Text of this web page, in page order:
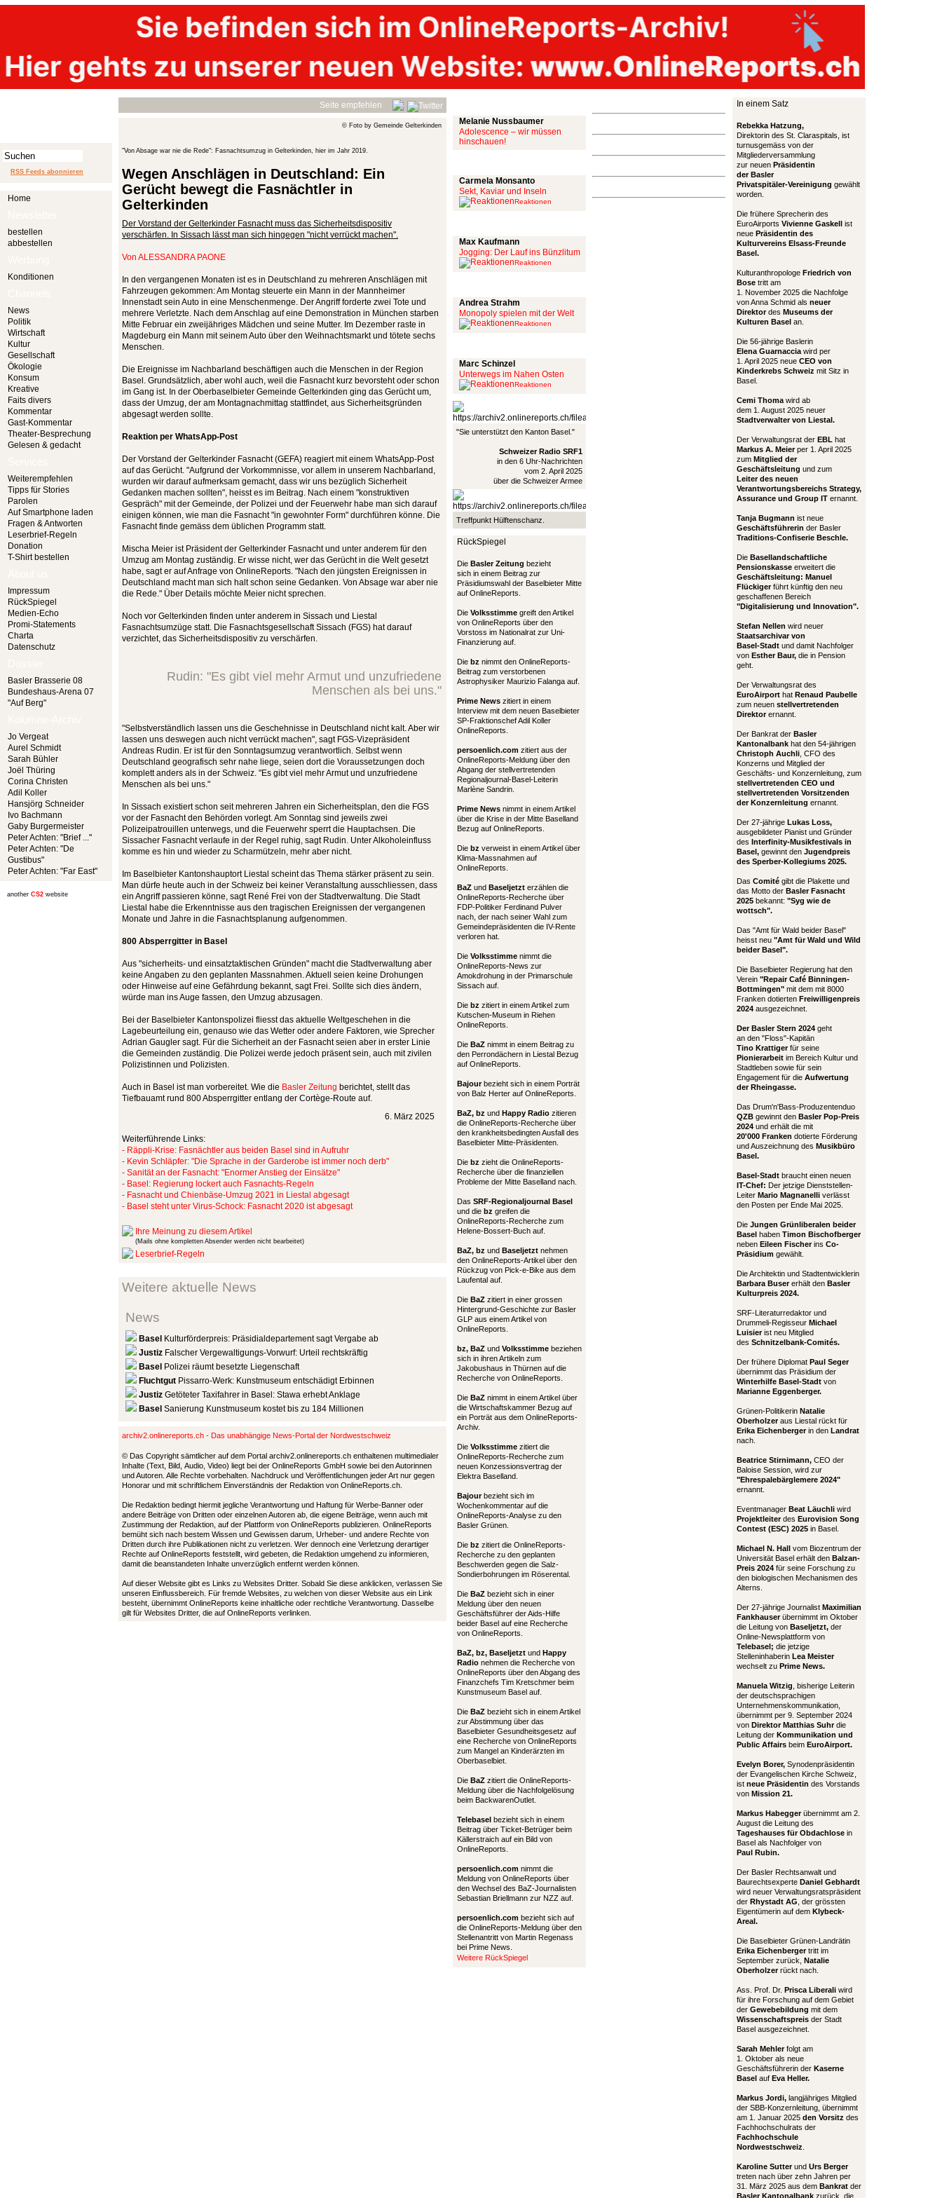
RSS Feeds abonnieren
Home
bestellen
abbestellen
Konditionen
News
Politik
Wirtschaft
Kultur
Gesellschaft
Ökologie
Konsum
Kreative
Faits divers
Kommentar
Gast-Kommentar
Theater-Besprechung
Gelesen & gedacht
Weiterempfehlen
Tipps für Stories
Parolen
Auf Smartphone laden
Fragen & Antworten
Leserbrief-Regeln
Donation
T-Shirt bestellen
Impressum
RückSpiegel
Medien-Echo
Promi-Statements
Charta
Datenschutz
Basler Brasserie 08
Bundeshaus-Arena 07
"Auf Berg"
Jo Vergeat
Aurel Schmidt
Sarah Bühler
Joël Thüring
Corina Christen
Adil Koller
Hansjörg Schneider
Ivo Bachmann
Gaby Burgermeister
Peter Achten: "Brief ..."
Peter Achten: "De
Gustibus"
Peter Achten: "Far East"
another CS2 website
Seite empfehlen
© Foto by Gemeinde Gelterkinden
"Von Absage war nie die Rede": Fasnachtsumzug in Gelterkinden, hier im Jahr 2019.
Wegen Anschlägen in Deutschland: Ein
Gerücht bewegt die Fasnächtler in
Gelterkinden
Der Vorstand der Gelterkinder Fasnacht muss das Sicherheitsdispositiv
verschärfen. In Sissach lässt man sich hingegen "nicht verrückt machen".
Von ALESSANDRA PAONE
In den vergangenen Monaten ist es in Deutschland zu mehreren Anschlägen mit
Fahrzeugen gekommen: Am Montag steuerte ein Mann in der Mannheimer
Innenstadt sein Auto in eine Menschenmenge. Der Angriff forderte zwei Tote und
mehrere Verletzte. Nach dem Anschlag auf eine Demonstration in München starben
Mitte Februar ein zweijähriges Mädchen und seine Mutter. Im Dezember raste in
Magdeburg ein Mann mit seinem Auto über den Weihnachtsmarkt und tötete sechs
Menschen.
Die Ereignisse im Nachbarland beschäftigen auch die Menschen in der Region
Basel. Grundsätzlich, aber wohl auch, weil die Fasnacht kurz bevorsteht oder schon
im Gang ist. In der Oberbaselbieter Gemeinde Gelterkinden ging das Gerücht um,
dass der Umzug, der am Montagnachmittag stattfindet, aus Sicherheitsgründen
abgesagt werden sollte.
Reaktion per WhatsApp-Post
Der Vorstand der Gelterkinder Fasnacht (GEFA) reagiert mit einem WhatsApp-Post
auf das Gerücht. "Aufgrund der Vorkommnisse, vor allem in unserem Nachbarland,
wurden wir darauf aufmerksam gemacht, dass wir uns bezüglich Sicherheit
Gedanken machen sollten", heisst es im Beitrag. Nach einem "konstruktiven
Gespräch" mit der Gemeinde, der Polizei und der Feuerwehr habe man sich darauf
einigen können, wie man die Fasnacht "in gewohnter Form" durchführen könne. Die
Fasnacht finde gemäss dem üblichen Programm statt.
Mischa Meier ist Präsident der Gelterkinder Fasnacht und unter anderem für den
Umzug am Montag zuständig. Er wisse nicht, wer das Gerücht in die Welt gesetzt
habe, sagt er auf Anfrage von OnlineReports. "Nach den jüngsten Ereignissen in
Deutschland macht man sich halt schon seine Gedanken. Von Absage war aber nie
die Rede." Über Details möchte Meier nicht sprechen.
Noch vor Gelterkinden finden unter anderem in Sissach und Liestal
Fasnachtsumzüge statt. Die Fasnachtsgesellschaft Sissach (FGS) hat darauf
verzichtet, das Sicherheitsdispositiv zu verschärfen.
Rudin: "Es gibt viel mehr Armut und unzufriedene
Menschen als bei uns."
"Selbstverständlich lassen uns die Geschehnisse in Deutschland nicht kalt. Aber wir
lassen uns deswegen auch nicht verrückt machen", sagt FGS-Vizepräsident
Andreas Rudin. Er ist für den Sonntagsumzug verantwortlich. Selbst wenn
Deutschland geografisch sehr nahe liege, seien dort die Voraussetzungen doch
komplett anders als in der Schweiz. "Es gibt viel mehr Armut und unzufriedene
Menschen als bei uns."
In Sissach existiert schon seit mehreren Jahren ein Sicherheitsplan, den die FGS
vor der Fasnacht den Behörden vorlegt. Am Sonntag sind jeweils zwei
Polizeipatrouillen unterwegs, und die Feuerwehr sperrt die Hauptachsen. Die
Sissacher Fasnacht verlaufe in der Regel ruhig, sagt Rudin. Unter Alkoholeinfluss
komme es hin und wieder zu Scharmützeln, mehr aber nicht.
Im Baselbieter Kantonshauptort Liestal scheint das Thema stärker präsent zu sein.
Man dürfe heute auch in der Schweiz bei keiner Veranstaltung ausschliessen, dass
ein Angriff passieren könne, sagt René Frei von der Stadtverwaltung. Die Stadt
Liestal habe die Erkenntnisse aus den tragischen Ereignissen der vergangenen
Monate und Jahre in die Fasnachtsplanung aufgenommen.
800 Absperrgitter in Basel
Aus "sicherheits- und einsatztaktischen Gründen" macht die Stadtverwaltung aber
keine Angaben zu den geplanten Massnahmen. Aktuell seien keine Drohungen
oder Hinweise auf eine Gefährdung bekannt, sagt Frei. Sollte sich dies ändern,
würde man ins Auge fassen, den Umzug abzusagen.
Bei der Baselbieter Kantonspolizei fliesst das aktuelle Weltgeschehen in die
Lagebeurteilung ein, genauso wie das Wetter oder andere Faktoren, wie Sprecher
Adrian Gaugler sagt. Für die Sicherheit an der Fasnacht seien aber in erster Linie
die Gemeinden zuständig. Die Polizei werde jedoch präsent sein, auch mit zivilen
Polizistinnen und Polizisten.
Auch in Basel ist man vorbereitet. Wie die Basler Zeitung berichtet, stellt das
Tiefbauamt rund 800 Absperrgitter entlang der Cortège-Route auf.
6. März 2025
Weiterführende Links:
- Räppli-Krise: Fasnächtler aus beiden Basel sind in Aufruhr
- Kevin Schläpfer: "Die Sprache in der Garderobe ist immer noch derb"
- Sanität an der Fasnacht: "Enormer Anstieg der Einsätze"
- Basel: Regierung lockert auch Fasnachts-Regeln
- Fasnacht und Chienbäse-Umzug 2021 in Liestal abgesagt
- Basel steht unter Virus-Schock: Fasnacht 2020 ist abgesagt
Ihre Meinung zu diesem Artikel
(Mails ohne kompletten Absender werden nicht bearbeitet)
Leserbrief-Regeln
Weitere aktuelle News
News
Basel Kulturförderpreis: Präsidialdepartement sagt Vergabe ab
Justiz Falscher Vergewaltigungs-Vorwurf: Urteil rechtskräftig
Basel Polizei räumt besetzte Liegenschaft
Fluchtgut Pissarro-Werk: Kunstmuseum entschädigt Erbinnen
Justiz Getöteter Taxifahrer in Basel: Stawa erhebt Anklage
Basel Sanierung Kunstmuseum kostet bis zu 184 Millionen
archiv2.onlinereports.ch - Das unabhängige News-Portal der Nordwestschweiz
© Das Copyright sämtlicher auf dem Portal archiv2.onlinereports.ch enthaltenen multimedialer
Inhalte (Text, Bild, Audio, Video) liegt bei der OnlineReports GmbH sowie bei den Autorinnen
und Autoren. Alle Rechte vorbehalten. Nachdruck und Veröffentlichungen jeder Art nur gegen
Honorar und mit schriftlichem Einverständnis der Redaktion von OnlineReports.ch.
Die Redaktion bedingt hiermit jegliche Verantwortung und Haftung für Werbe-Banner oder
andere Beiträge von Dritten oder einzelnen Autoren ab, die eigene Beiträge, wenn auch mit
Zustimmung der Redaktion, auf der Plattform von OnlineReports publizieren. OnlineReports
bemüht sich nach bestem Wissen und Gewissen darum, Urheber- und andere Rechte von
Dritten durch ihre Publikationen nicht zu verletzen. Wer dennoch eine Verletzung derartiger
Rechte auf OnlineReports feststellt, wird gebeten, die Redaktion umgehend zu informieren,
damit die beanstandeten Inhalte unverzüglich entfernt werden können.
Auf dieser Website gibt es Links zu Websites Dritter. Sobald Sie diese anklicken, verlassen Sie
unseren Einflussbereich. Für fremde Websites, zu welchen von dieser Website aus ein Link
besteht, übernimmt OnlineReports keine inhaltliche oder rechtliche Verantwortung. Dasselbe
gilt für Websites Dritter, die auf OnlineReports verlinken.
Melanie Nussbaumer
Adolescence – wir müssen
hinschauen!
Carmela Monsanto
Sekt, Kaviar und Inseln
Reaktionen
Max Kaufmann
Jogging: Der Lauf ins Bünzlitum
Reaktionen
Andrea Strahm
Monopoly spielen mit der Welt
Reaktionen
Marc Schinzel
Unterwegs im Nahen Osten
Reaktionen
"Sie unterstützt den Kanton Basel."
Schweizer Radio SRF1
in den 6 Uhr-Nachrichten
vom 2. April 2025
über die Schweizer Armee
Treffpunkt Hülftenschanz.
RückSpiegel
Die Basler Zeitung bezieht
sich in einem Beitrag zur
Präsidiumswahl der Baselbieter Mitte
auf OnlineReports.
Die Volksstimme greift den Artikel
von OnlineReports über den
Vorstoss im Nationalrat zur Uni-
Finanzierung auf.
Die bz nimmt den OnlineReports-
Beitrag zum verstorbenen
Astrophysiker Maurizio Falanga auf.
Prime News zitiert in einem
Interview mit dem neuen Baselbieter
SP-Fraktionschef Adil Koller
OnlineReports.
persoenlich.com zitiert aus der
OnlineReports-Meldung über den
Abgang der stellvertretenden
Regionaljournal-Basel-Leiterin
Marlène Sandrin.
Prime News nimmt in einem Artikel
über die Krise in der Mitte Baselland
Bezug auf OnlineReports.
Die bz verweist in einem Artikel über
Klima-Massnahmen auf
OnlineReports.
BaZ und Baseljetzt erzählen die
OnlineReports-Recherche über
FDP-Politiker Ferdinand Pulver
nach, der nach seiner Wahl zum
Gemeindepräsidenten die IV-Rente
verloren hat.
Die Volksstimme nimmt die
OnlineReports-News zur
Amokdrohung in der Primarschule
Sissach auf.
Die bz zitiert in einem Artikel zum
Kutschen-Museum in Riehen
OnlineReports.
Die BaZ nimmt in einem Beitrag zu
den Perrondächern in Liestal Bezug
auf OnlineReports.
Bajourbezieht sich in einem Porträt
von Balz Herter auf OnlineReports.
BaZ, bz und Happy Radio zitieren
die OnlineReports-Recherche über
den krankheitsbedingten Ausfall des
Baselbieter Mitte-Präsidenten.
Die bz zieht die OnlineReports-
Recherche über die finanziellen
Probleme der Mitte Baselland nach.
Das SRF-Regionaljournal Basel
und die bz greifen die
OnlineReports-Recherche zum
Helene-Bossert-Buch auf.
BaZ, bz und Baseljetzt nehmen
den OnlineReports-Artikel über den
Rückzug von Pick-e-Bike aus dem
Laufental auf.
Die BaZ zitiert in einer grossen
Hintergrund-Geschichte zur Basler
GLP aus einem Artikel von
OnlineReports.
bz, BaZ und Volksstimme beziehen
sich in ihren Artikeln zum
Jakobushaus in Thürnen auf die
Recherche von OnlineReports.
Die BaZ nimmt in einem Artikel über
die Wirtschaftskammer Bezug auf
ein Porträt aus dem OnlineReports-
Archiv.
Die Volksstimme zitiert die
OnlineReports-Recherche zum
neuen Konzessionsvertrag der
Elektra Baselland.
Bajourbezieht sich im
Wochenkommentar auf die
OnlineReports-Analyse zu den
Basler Grünen.
Die bz zitiert die OnlineReports-
Recherche zu den geplanten
Beschwerden gegen die Salz-
Sondierbohrungen im Röserental.
Die BaZ bezieht sich in einer
Meldung über den neuen
Geschäftsführer der Aids-Hilfe
beider Basel auf eine Recherche
von OnlineReports.
BaZ, bz, Baseljetzt und Happy
Radio nehmen die Recherche von
OnlineReports über den Abgang des
Finanzchefs Tim Kretschmer beim
Kunstmuseum Basel auf.
Die BaZ bezieht sich in einem Artikel
zur Abstimmung über das
Baselbieter Gesundheitsgesetz auf
eine Recherche von OnlineReports
zum Mangel an Kinderärzten im
Oberbaselbiet.
Die BaZ zitiert die OnlineReports-
Meldung über die Nachfolgelösung
beim BackwarenOutlet.
Telebasel bezieht sich in einem
Beitrag über Ticket-Betrüger beim
Källerstraich auf ein Bild von
OnlineReports.
persoenlich.com nimmt die
Meldung von OnlineReports über
den Wechsel des BaZ-Journalisten
Sebastian Briellmann zur NZZ auf.
persoenlich.com bezieht sich auf
die OnlineReports-Meldung über den
Stellenantritt von Martin Regenass
bei Prime News.
Weitere RückSpiegel
In einem Satz
Rebekka Hatzung,
Direktorin des St. Claraspitals, ist
turnusgemäss von der
Mitgliederversammlung
zur neuen Präsidentin
der Basler
Privatspitäler-Vereinigung gewählt
worden.
Die frühere Sprecherin des
EuroAirports Vivienne Gaskell ist
neue Präsidentin des
Kulturvereins Elsass-Freunde
Basel.
Kulturanthropologe Friedrich von
Bose tritt am
1. November 2025 die Nachfolge
von Anna Schmid als neuer
Direktordes Museums der
Kulturen Basel an.
Die 56-jährige Baslerin
Elena Guarnaccia wird per
1. April 2025 neue CEO von
Kinderkrebs Schweiz mit Sitz in
Basel.
Cemi Thoma wird ab
dem 1. August 2025 neuer
Stadtverwalter von Liestal.
Der Verwaltungsrat der EBL hat
Markus A. Meierper 1. April 2025
zum Mitglied der
Geschäftsleitung und zum
Leiter des neuen
Verantwortungsbereichs Strategy,
Assurance und Group IT ernannt.
Tanja Bugmann ist neue
Geschäftsführerin der Basler
Traditions-Confiserie Beschle.
Die Basellandschaftliche
Pensionskasse erweitert die
Geschäftsleitung: Manuel
Flückigerführt künftig den neu
geschaffenen Bereich
"Digitalisierung und Innovation".
Stefan Nellen wird neuer
Staatsarchivar von
Basel-Stadt und damit Nachfolger
von Esther Baur, die in Pension
geht.
Der Verwaltungsrat des
EuroAirport hat Renaud Paubelle
zum neuen stellvertretenden
Direktorernannt.
Der Bankrat der Basler
Kantonalbank hat den 54-jährigen
Christoph Auchli , CFO des
Konzerns und Mitglied der
Geschäfts- und Konzernleitung, zum
stellvertretenden CEO und
stellvertretenden Vorsitzenden
der Konzernleitung ernannt.
Der 27-jährige Lukas Loss,
ausgebildeter Pianist und Gründer
des Interfinity-Musikfestivals in
Basel, gewinnt den Jugendpreis
des Sperber-Kollegiums 2025.
Das Comité gibt die Plakette und
das Motto der Basler Fasnacht
2025 bekannt: "Syg wie de
wottsch".
Das "Amt für Wald beider Basel"
heisst neu "Amt für Wald und Wild
beider Basel".
Die Baselbieter Regierung hat den
Verein "Repair Café Binningen-
Bottmingen" mit dem mit 8000
Franken dotierten Freiwilligenpreis
2024 ausgezeichnet.
Der Basler Stern 2024 geht
an den "Floss"-Kapitän
Tino Krattigerfür seine
Pionierarbeit im Bereich Kultur und
Stadtleben sowie für sein
Engagement für die Aufwertung
der Rheingasse.
Das Drum'n'Bass-Produzentenduo
QZB gewinnt den Basler Pop-Preis
2024 und erhält die mit
20'000 Franken dotierte Förderung
und Auszeichnung des Musikbüro
Basel.
Basel-Stadt braucht einen neuen
IT-Chef: Der jetzige Dienststellen-
Leiter Mario Magnanelli verlässt
den Posten per Ende Mai 2025.
Die Jungen Grünliberalen beider
Basel haben Timon Bischofberger
neben Eileen Fischerins Co-
Präsidium gewählt.
Die Architektin und Stadtentwicklerin
Barbara Busererhält den Basler
Kulturpreis 2024.
SRF-Literaturredaktor und
Drummeli-Regisseur Michael
Luisierist neu Mitglied
des Schnitzelbank-Comités.
Der frühere Diplomat Paul Seger
übernimmt das Präsidium der
Winterhilfe Basel-Stadt von
Marianne Eggenberger.
Grünen-Politikerin Natalie
Oberholzeraus Liestal rückt für
Erika Eichenbergerin den Landrat
nach.
Beatrice Stirnimann, CEO der
Baloise Session, wird zur
"Ehrespalebärglemere 2024"
ernannt.
Eventmanager Beat Läuchli wird
Projektleiterdes Eurovision Song
Contest (ESC) 2025 in Basel.
Michael N. Hall vom Biozentrum der
Universität Basel erhält den Balzan-
Preis 2024 für seine Forschung zu
den biologischen Mechanismen des
Alterns.
Der 27-jährige Journalist Maximilian
Fankhauserübernimmt im Oktober
die Leitung von Baseljetzt, der
Online-Newsplattform von
Telebasel; die jetzige
Stelleninhaberin Lea Meister
wechselt zu Prime News.
Manuela Witzig , bisherige Leiterin
der deutschsprachigen
Unternehmenskommunikation,
übernimmt per 9. September 2024
von Direktor Matthias Suhrdie
Leitung der Kommunikation und
Public Affairs beim EuroAirport.
Evelyn Borer, Synodenpräsidentin
der Evangelischen Kirche Schweiz,
ist neue Präsidentin des Vorstands
von Mission 21.
Markus Habeggerübernimmt am 2.
August die Leitung des
Tageshauses für Obdachlose in
Basel als Nachfolger von
Paul Rubin.
Der Basler Rechtsanwalt und
Baurechtsexperte Daniel Gebhardt
wird neuer Verwaltungsratspräsident
der Rhystadt AG , der grössten
Eigentümerin auf dem Klybeck-
Areal.
Die Baselbieter Grünen-Landrätin
Erika Eichenbergertritt im
September zurück, Natalie
Oberholzerrückt nach.
Ass. Prof. Dr. Prisca Liberali wird
für ihre Forschung auf dem Gebiet
der Gewebebildung mit dem
Wissenschaftspreis der Stadt
Basel ausgezeichnet.
Sarah Mehlerfolgt am
1. Oktober als neue
Geschäftsführerin der Kaserne
Basel auf Eva Heller.
Markus Jordi, langjähriges Mitglied
der SBB-Konzernleitung, übernimmt
am 1. Januar 2025 den Vorsitz des
Fachhochschulrats der
Fachhochschule
Nordwestschweiz
Karoline Sutterund Urs Berger
treten nach über zehn Jahren per
31. März 2025 aus dem Bankrat der
Basler Kantonalbank zurück, die